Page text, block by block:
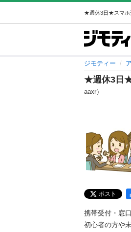
ジモティー
★週休3日
aaxr）
ポスト
携帯受付・窓
初心者の方や